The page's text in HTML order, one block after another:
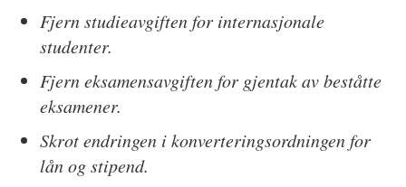
Fjern studieavgiften for internasjonale
studenter.
Fjern eksamensavgiften for gjentak av beståtte
eksamener.
Skrot endringen i konverteringsordningen for
lån og stipend.